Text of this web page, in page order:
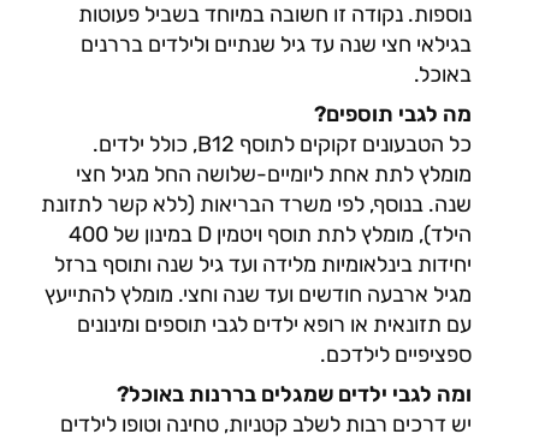
נוספות. נקודה זו חשובה במיוחד בשביל פעוטות
בגילאי חצי שנה עד גיל שנתיים ולילדים בררנים
באוכל.
מה לגבי תוספים?
כל הטבעונים זקוקים לתוסף B12, כולל ילדים.
מומלץ לתת אחת ליומיים-שלושה החל מגיל חצי
שנה. בנוסף, לפי משרד הבריאות (ללא קשר לתזונת
הילד), מומלץ לתת תוסף ויטמין D במינון של 400
יחידות בינלאומיות מלידה ועד גיל שנה ותוסף ברזל
מגיל ארבעה חודשים ועד שנה וחצי. מומלץ להתייעץ
עם תזונאית או רופא ילדים לגבי תוספים ומינונים
ספציפיים לילדכם.
ומה לגבי ילדים שמגלים בררנות באוכל?
יש דרכים רבות לשלב קטניות, טחינה וטופו לילדים